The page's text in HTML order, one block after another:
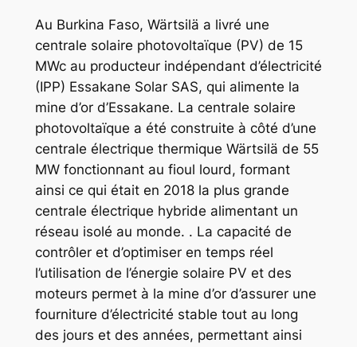
Au Burkina Faso, Wärtsilä a livré une
centrale solaire photovoltaïque (PV) de 15
MWc au producteur indépendant d’électricité
(IPP) Essakane Solar SAS, qui alimente la
mine d’or d’Essakane. La centrale solaire
photovoltaïque a été construite à côté d’une
centrale électrique thermique Wärtsilä de 55
MW fonctionnant au fioul lourd, formant
ainsi ce qui était en 2018 la plus grande
centrale électrique hybride alimentant un
réseau isolé au monde. . La capacité de
contrôler et d’optimiser en temps réel
l’utilisation de l’énergie solaire PV et des
moteurs permet à la mine d’or d’assurer une
fourniture d’électricité stable tout au long
des jours et des années, permettant ainsi